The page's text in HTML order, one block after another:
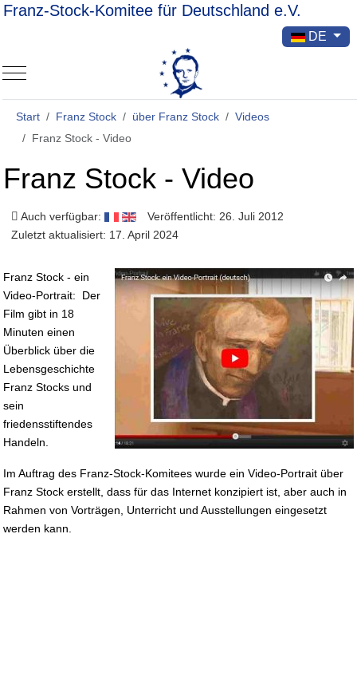
Franz-Stock-Komitee für Deutschland e.V.
Sprache
DE
Mobile Menu Toggle
Start Franz Stock über Franz Stock
Videos
Franz Stock - Video
Franz Stock - Video
Auch verfügbar:
Veröffentlicht: 26. Juli 2012
Zuletzt aktualisiert: 17. April 2024
Franz Stock - ein
Video-Portrait: Der
Film gibt in 18
Minuten einen
Überblick über die
Lebensgeschichte
Franz Stocks und
sein
friedensstiftendes
Handeln.
Im Auftrag des Franz-Stock-Komitees wurde ein Video-Portrait über
Franz Stock erstellt, dass für das Internet konzipiert ist, aber auch in
Rahmen von Vorträgen, Unterricht und Ausstellungen eingesetzt
werden kann.